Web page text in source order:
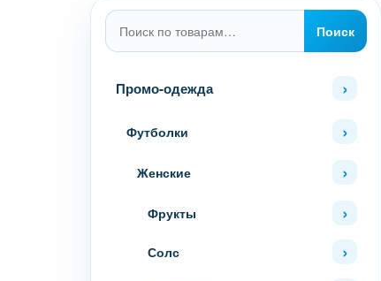
Искать:
Поиск
Промо-одежда
Футболки
Женские
Фрукты
Солс